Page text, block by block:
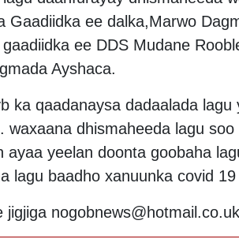
Gaadiidka ee dalka,Marwo
ee DDS Mudane
Ayshaca.
ka qaadanaysa dadaalada
waxaana dhismaheeda lagu
ayaa yeelan doonta goobaha
lagu baadho xanuunka covid 19
jigjiga nogobnews@hotmail.co.uk